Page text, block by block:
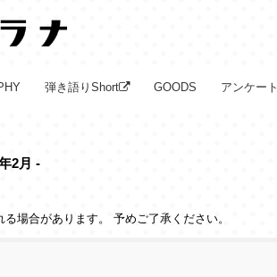
弾き語りShort GOODS アンケート
2月 -
場合があります。 予めご了承ください。